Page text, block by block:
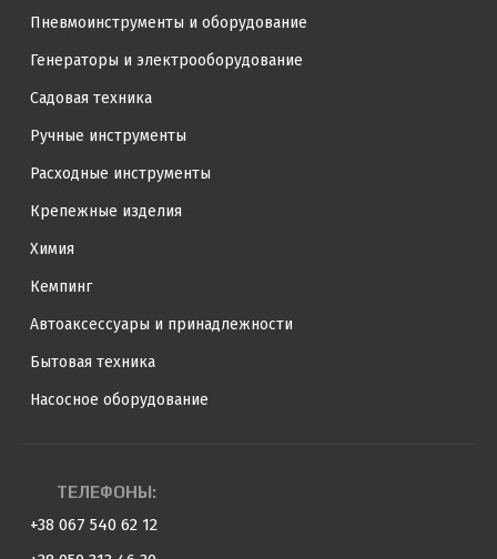
Пневмоинструменты и оборудование
Генераторы и электрооборудование
Садовая техника
Ручные инструменты
Расходные инструменты
Крепежные изделия
Химия
Кемпинг
Автоаксессуары и принадлежности
Бытовая техника
Насосное оборудование
ТЕЛЕФОНЫ:
+38 067 540 62 12